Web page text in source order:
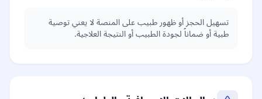
تسهيل الحجز أو ظهور طبيب على المنصة لا يعني توصية
طبية أو ضماناً لجودة الطبيب أو النتيجة العلاجية.